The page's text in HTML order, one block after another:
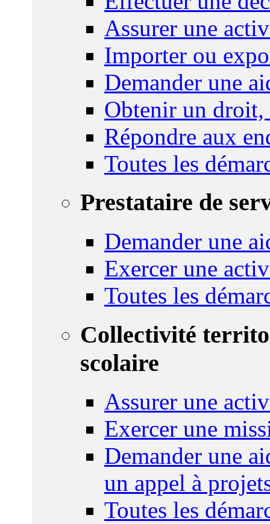
Assurer une
Importer ou
Demander une
Obtenir un droit,
Répondre aux
Toutes les
Prestataire de
Demander une
Exercer une
Toutes les
Collectivité
scolaire
Assurer une
Exercer une
Demander une
un appel à
Toutes les